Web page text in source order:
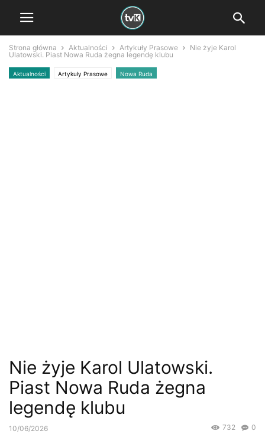
Strona główna Aktualności Artykuły Prasowe
Nie żyje Karol
Ulatowski. Piast Nowa Ruda żegna legendę klubu
Aktualności Artykuły Prasowe Nowa Ruda
Nie żyje Karol Ulatowski.
Piast Nowa Ruda żegna
legendę klubu
10/06/2026 0
732